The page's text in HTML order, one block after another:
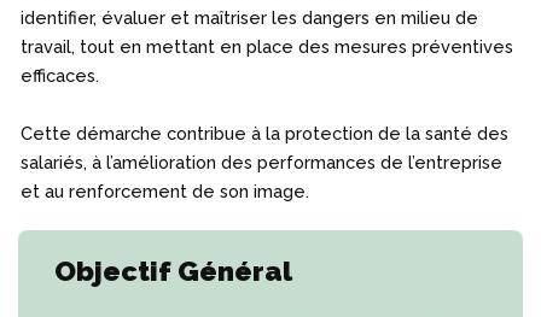
identifier, évaluer et maîtriser les dangers en milieu de
travail, tout en mettant en place des mesures préventives
efficaces.
Cette démarche contribue à la protection de la santé des
salariés, à l’amélioration des performances de l’entreprise
et au renforcement de son image.
Objectif Général